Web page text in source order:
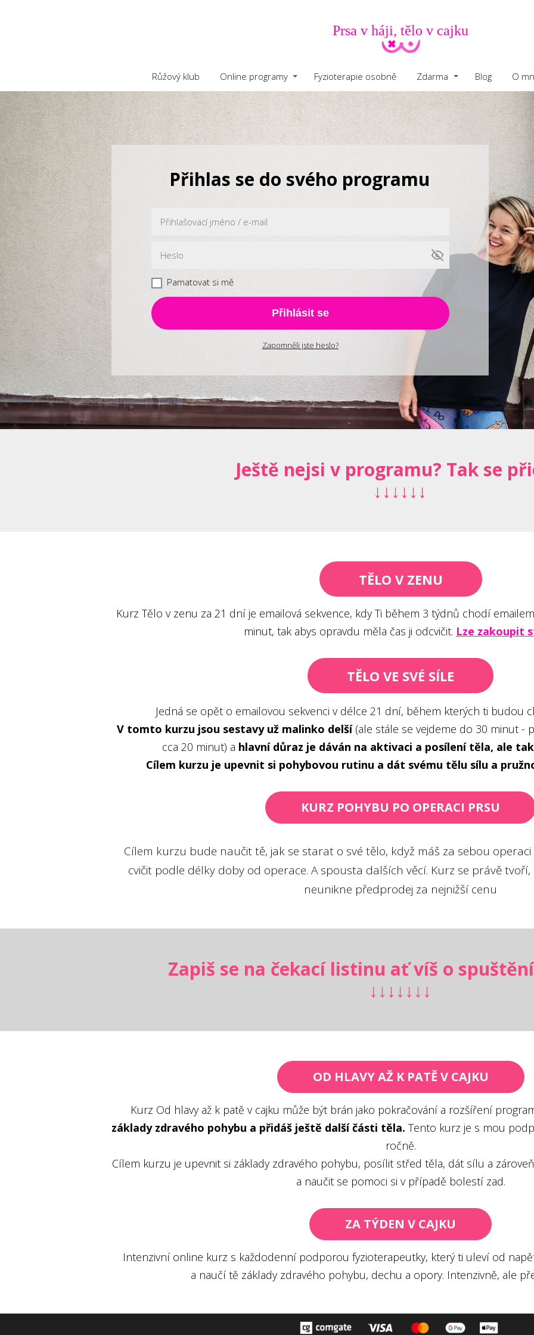
Prsa v háji, tělo v cajku
Růžový klub Online programy Fyzioterapie osobně Zdarma Blog O
Přihlas se do svého programu
Pamatovat si mě
Přihlásit se
Zapomněli jste heslo?
Ještě nejsi v programu? Tak se
↓↓↓↓↓↓
TĚLO V ZENU
Kurz Tělo v zenu za 21 dní je emailová sekvence, kdy Ti během 3 týdnů chodí
minut, tak abys opravdu měla čas ji odcvičit. Lze zakoupit
TĚLO VE SVÉ SÍLE
Jedná se opět o emailovou sekvenci v délce 21 dní, během kterých ti budou
V tomto kurzu jsou sestavy už malinko delší(ale stále se vejdeme do 30 minut -
cca 20 minut) a hlavní důraz je dáván na aktivaci a posílení těla, ale
Cílem kurzu je upevnit si pohybovou rutinu a dát svému tělu sílu a
KURZ POHYBU PO OPERACI PRSU
Cílem kurzu bude naučit tě, jak se starat o své tělo, když máš za sebou operaci
cvičit podle délky doby od operace. A spousta dalších věcí. Kurz se právě
neunikne předprodej za nejnižší cenu
Zapiš se na čekací listinu ať víš o
↓↓↓↓↓↓↓
OD HLAVY AŽ K PATĚ V CAJKU
Kurz Od hlavy až k patě v cajku může být brán jako pokračování a rozšíření
základy zdravého pohybu a přidáš ještě další části těla. Tento kurz je s mou
ročně.
Cílem kurzu je upevnit si základy zdravého pohybu, posílit střed těla, dát sílu a
a naučit se pomoci si v případě bolestí zad.
ZA TÝDEN V CAJKU
Intenzivní online kurz s každodenní podporou fyzioterapeutky, který ti uleví od
a naučí tě základy zdravého pohybu, dechu a opory. Intenzivně, ale